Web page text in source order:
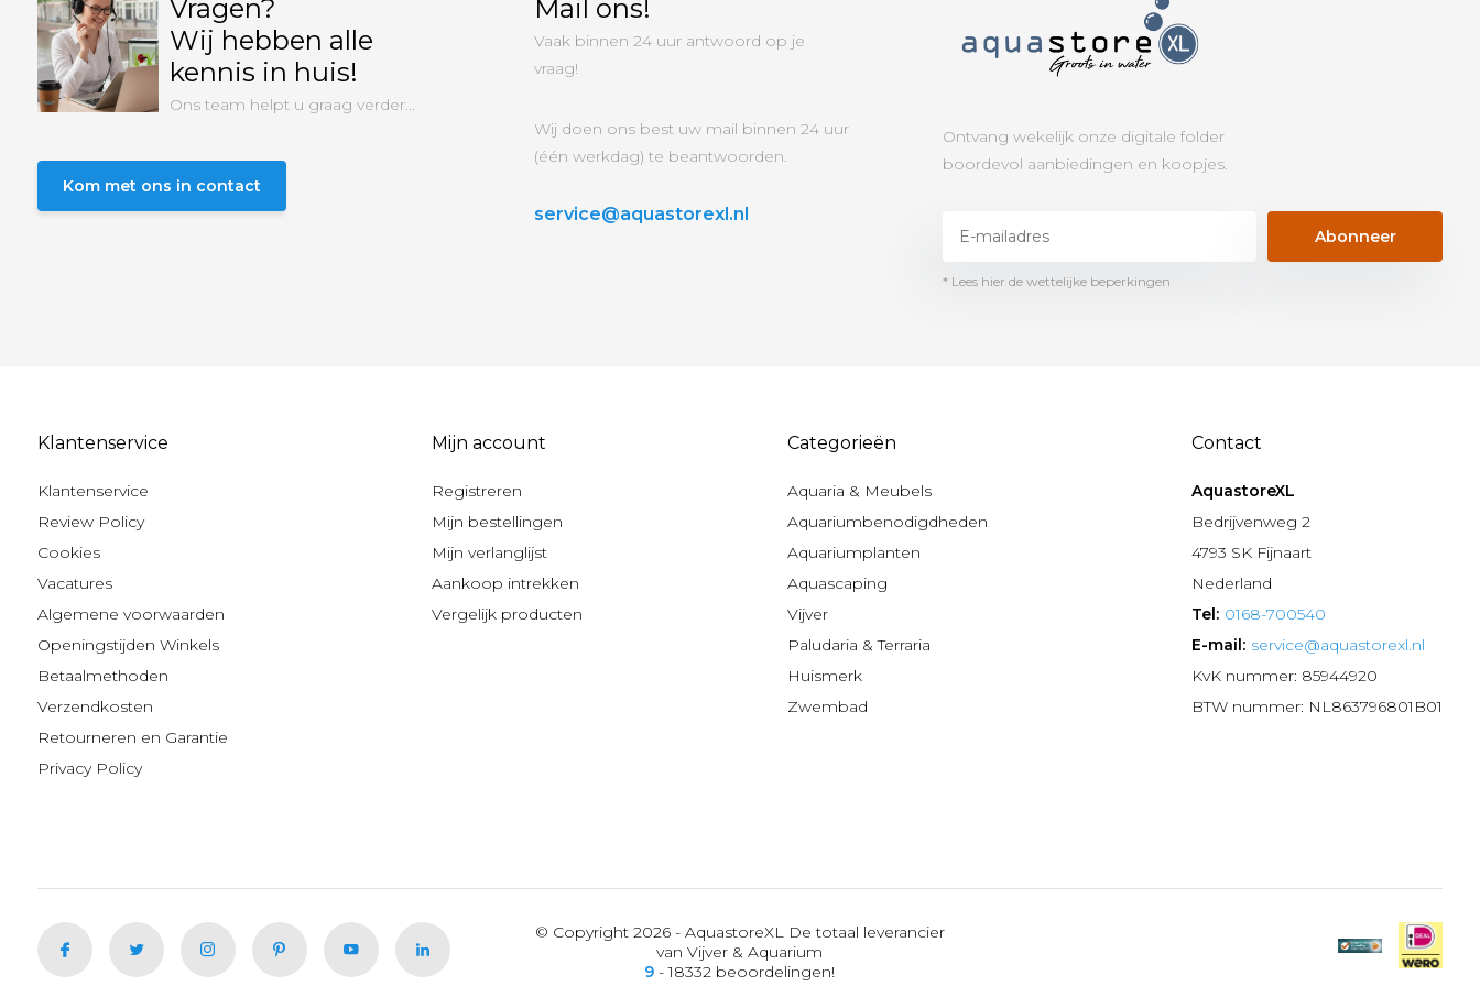
Vragen?
Wij hebben alle
kennis in huis!
Ons team helpt u graag verder...
Kom met ons in contact
Mail ons!
Vaak binnen 24 uur antwoord op je
vraag!
Wij doen ons best uw mail binnen 24 uur
(één werkdag) te beantwoorden.
service@aquastorexl.nl
Ontvang wekelijk onze digitale folder
boordevol aanbiedingen en koopjes.
Abonneer
* Lees hier de wettelijke beperkingen
Klantenservice
Klantenservice
Review Policy
Cookies
Vacatures
Algemene voorwaarden
Openingstijden Winkels
Betaalmethoden
Verzendkosten
Retourneren en Garantie
Privacy Policy
Mijn account
Registreren
Mijn bestellingen
Mijn verlanglijst
Aankoop intrekken
Vergelijk producten
Categorieën
Aquaria & Meubels
Aquariumbenodigdheden
Aquariumplanten
Aquascaping
Vijver
Paludaria & Terraria
Huismerk
Zwembad
Contact
AquastoreXL
Bedrijvenweg 2
4793 SK Fijnaart
Nederland
Tel: 0168-700540
E-mail: service@aquastorexl.nl
KvK nummer: 85944920
BTW nummer: NL863796801B01
© Copyright 2026 - AquastoreXL De totaal leverancier
van Vijver & Aquarium
9 - 18332 beoordelingen!